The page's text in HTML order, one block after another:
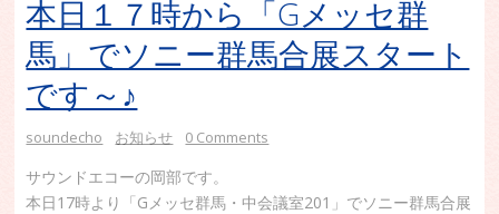
本日１７時から「Gメッセ群
馬」でソニー群馬合展スタート
です～♪
soundecho お知らせ 0 Comments
サウンドエコーの岡部です。
本日17時より「Gメッセ群馬・中会議室201」でソニー群馬合展